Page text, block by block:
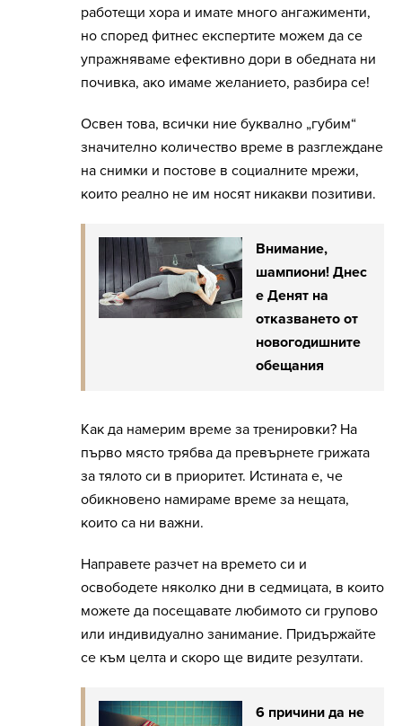
работещи хора и имате много ангажименти,
но според фитнес експертите можем да се
упражняваме ефективно дори в обедната ни
почивка, ако имаме желанието, разбира се!
Освен това, всички ние буквално „губим“
значително количество време в разглеждане
на снимки и постове в социалните мрежи,
които реално не им носят никакви позитиви.
Внимание,
шампиони! Днес
е Денят на
отказването от
новогодишните
обещания
Как да намерим време за тренировки? На
първо място трябва да превърнете грижата
за тялото си в приоритет. Истината е, че
обикновено намираме време за нещата,
които са ни важни.
Направете разчет на времето си и
освободете няколко дни в седмицата, в които
можете да посещавате любимото си групово
или индивидуално занимание. Придържайте
се към целта и скоро ще видите резултати.
6 причини да не